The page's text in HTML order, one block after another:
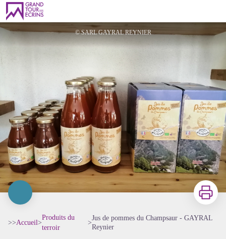
Jus de pommes du Champsaur - GAYRAL Reynier
© SARL GAYRAL REYNIER
Imprimer
>>Accueil>
Produits du
terroir
>
Jus de pommes du Champsaur - GAYRAL
Reynier